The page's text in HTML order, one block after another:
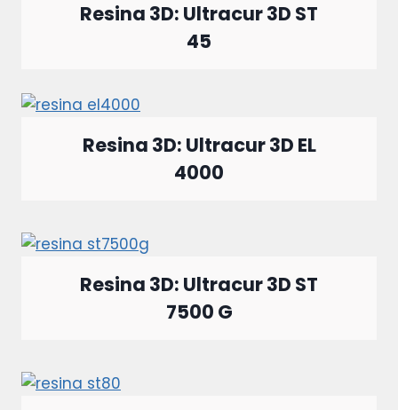
Resina 3D: Ultracur 3D ST
45
Resina 3D: Ultracur 3D EL
4000
Resina 3D: Ultracur 3D ST
7500 G